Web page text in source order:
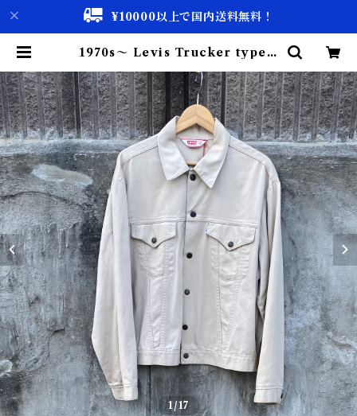
¥10000以上で国内送料無料！
1970s〜 Levis Trucker type J
ッカー タイプ ジャケット 古着 | 古
着屋 仙台 biscco【古着 & Vinta
ge 通販】
1/17